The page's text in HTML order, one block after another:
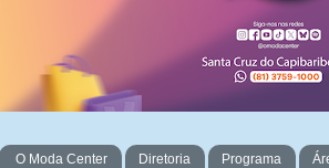
O Moda Center Diretoria Programa